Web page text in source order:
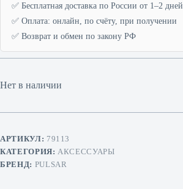
✅ Бесплатная доставка по России от 1–2 дней
✅ Оплата: онлайн, по счёту, при получении
✅ Возврат и обмен по закону РФ
Нет в наличии
АРТИКУЛ: 79113
КАТЕГОРИЯ: АКСЕССУАРЫ
БРЕНД: PULSAR